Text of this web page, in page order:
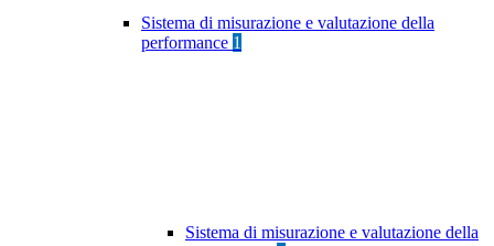
Sistema di misurazione e valutazione della
performance 1
Sistema di misurazione e valutazione della